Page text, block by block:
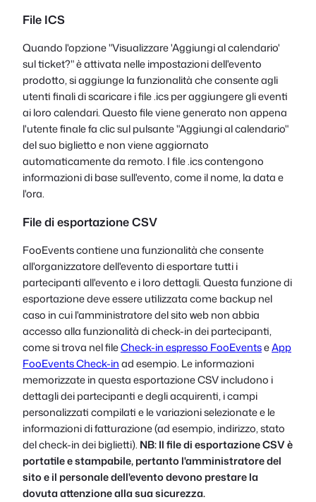
File ICS
Quando l'opzione "Visualizzare 'Aggiungi al calendario'
sul ticket?" è attivata nelle impostazioni dell'evento
prodotto, si aggiunge la funzionalità che consente agli
utenti finali di scaricare i file .ics per aggiungere gli eventi
ai loro calendari. Questo file viene generato non appena
l'utente finale fa clic sul pulsante "Aggiungi al calendario"
del suo biglietto e non viene aggiornato
automaticamente da remoto. I file .ics contengono
informazioni di base sull'evento, come il nome, la data e
l'ora.
File di esportazione CSV
FooEvents contiene una funzionalità che consente
all'organizzatore dell'evento di esportare tutti i
partecipanti all'evento e i loro dettagli. Questa funzione di
esportazione deve essere utilizzata come backup nel
caso in cui l'amministratore del sito web non abbia
accesso alla funzionalità di check-in dei partecipanti,
come si trova nel fileCheck-in espresso FooEventseApp
FooEvents Check-inad esempio. Le informazioni
memorizzate in questa esportazione CSV includono i
dettagli dei partecipanti e degli acquirenti, i campi
personalizzati compilati e le variazioni selezionate e le
informazioni di fatturazione (ad esempio, indirizzo, stato
del check-in dei biglietti). NB: Il file di esportazione CSV è
portatile e stampabile, pertanto l'amministratore del
sito e il personale dell'evento devono prestare la
dovuta attenzione alla sua sicurezza.